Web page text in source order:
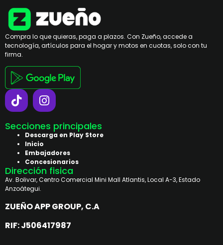
Compra lo que quieras, paga a plazos. Con Zueño, accede a
tecnología, artículos para el hogar y motos en cuotas, solo con tu
firma.
Secciones principales
Descarga en Play Store
Inicio
Embajadores
Concesionarios
Dirección fisica
Av. Bolivar, Centro Comercial Mini Mall Atlantis, Local A-3, Estado
Anzoátegui.
ZUEÑO APP GROUP, C.A
RIF: J506417987